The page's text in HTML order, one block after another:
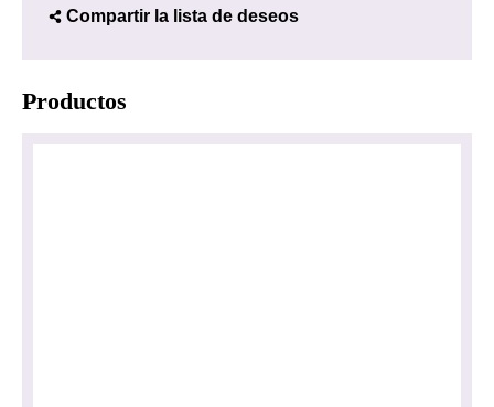
Compartir la lista de deseos
Productos